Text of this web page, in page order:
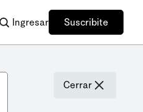
Ingresar Suscribite
Cerrar